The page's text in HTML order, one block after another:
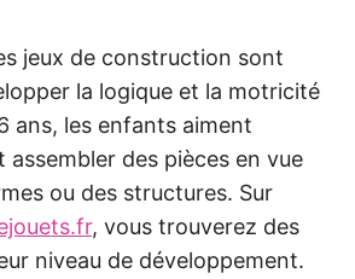
jeux de construction sont
la logique et la motricité
ans, les enfants aiment
des pièces en vue
ou des structures. Sur
, vous trouverez des
niveau de développement.